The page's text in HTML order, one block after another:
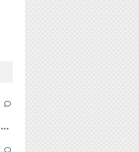
Coronavirus : Comment une petite station de ski autrichienne a accéléré la propagation du virus